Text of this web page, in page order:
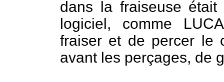
dans la fraiseuse
logiciel, comme
fraiser et de percer le
avant les perçages, de